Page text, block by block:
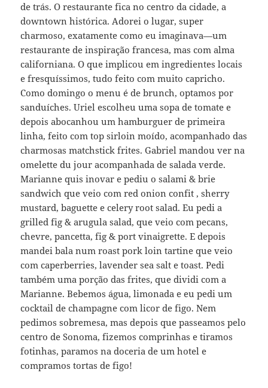
de trás. O restaurante fica no centro da cidade, a
downtown histórica. Adorei o lugar, super
charmoso, exatamente como eu imaginava—um
restaurante de inspiração francesa, mas com alma
californiana. O que implicou em ingredientes locais
e fresquíssimos, tudo feito com muito capricho.
Como domingo o menu é de brunch, optamos por
sanduíches. Uriel escolheu uma sopa de tomate e
depois abocanhou um hamburguer de primeira
linha, feito com top sirloin moído, acompanhado das
charmosas matchstick frites. Gabriel mandou ver na
omelette du jour acompanhada de salada verde.
Marianne quis inovar e pediu o salami & brie
sandwich que veio com red onion confit , sherry
mustard, baguette e celery root salad. Eu pedi a
grilled fig & arugula salad, que veio com pecans,
chevre, pancetta, fig & port vinaigrette. E depois
mandei bala num roast pork loin tartine que veio
com caperberries, lavender sea salt e toast. Pedi
também uma porção das frites, que dividi com a
Marianne. Bebemos água, limonada e eu pedi um
cocktail de champagne com licor de figo. Nem
pedimos sobremesa, mas depois que passeamos pelo
centro de Sonoma, fizemos comprinhas e tiramos
fotinhas, paramos na doceria de um hotel e
compramos tortas de figo!